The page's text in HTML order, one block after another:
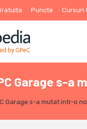
Puncte Cursuri
Garage s-a
Garage s-a mutat intr-o